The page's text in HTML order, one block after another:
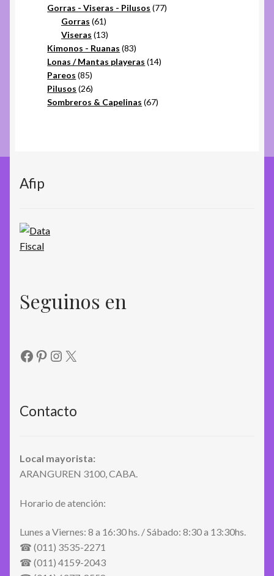
productos
Gorras - Viseras - Pilusos 7777
Gorras 6161
productos
Viseras 1313
productos
Kimonos - Ruanas 8383
productos
Lonas / Mantas playeras 1414
Pareos 8585
productos
Pilusos 2626
productos
Sombreros & Capelinas 6767
Afip
Seguinos en
Facebook
Pinterest
Instagram
X
Contacto
Local mayorista:
ARANGUREN 3100, CABA.
Horario de atención:
Lunes a Viernes: 8 a 16:30 hs. / Sábado: 8:30 a 13:30hs.
☎ (011) 3535-2271
☎ (011) 4159-2043